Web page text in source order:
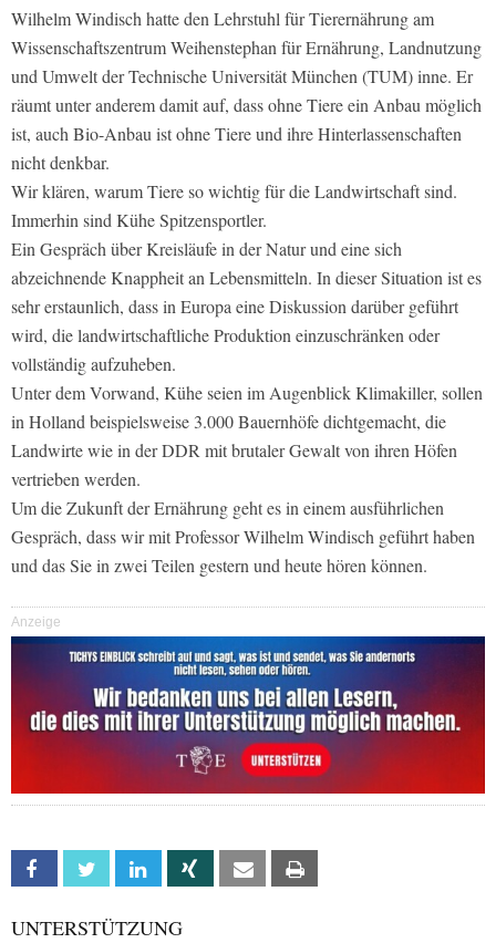
Wilhelm Windisch hatte den Lehrstuhl für Tierernährung am
Wissenschaftszentrum Weihenstephan für Ernährung, Landnutzung
und Umwelt der Technische Universität München (TUM) inne. Er
räumt unter anderem damit auf, dass ohne Tiere ein Anbau möglich
ist, auch Bio-Anbau ist ohne Tiere und ihre Hinterlassenschaften
nicht denkbar.
Wir klären, warum Tiere so wichtig für die Landwirtschaft sind.
Immerhin sind Kühe Spitzensportler.
Ein Gespräch über Kreisläufe in der Natur und eine sich
abzeichnende Knappheit an Lebensmitteln. In dieser Situation ist es
sehr erstaunlich, dass in Europa eine Diskussion darüber geführt
wird, die landwirtschaftliche Produktion einzuschränken oder
vollständig aufzuheben.
Unter dem Vorwand, Kühe seien im Augenblick Klimakiller, sollen
in Holland beispielsweise 3.000 Bauernhöfe dichtgemacht, die
Landwirte wie in der DDR mit brutaler Gewalt von ihren Höfen
vertrieben werden.
Um die Zukunft der Ernährung geht es in einem ausführlichen
Gespräch, dass wir mit Professor Wilhelm Windisch geführt haben
und das Sie in zwei Teilen gestern und heute hören können.
Anzeige
Facebook Twitter Linkedin Xing Email
UNTERSTÜTZUNG